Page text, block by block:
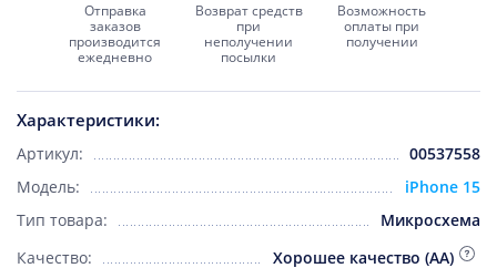
Характеристики:
Артикул:
00537558
Модель:
iPhone 15
Тип товара:
Микросхема
Качество:
Хорошее качество (AA)
Отправка
заказов
производится
ежедневно
Возврат средств
при
неполучении
посылки
Возможность
оплаты при
получении